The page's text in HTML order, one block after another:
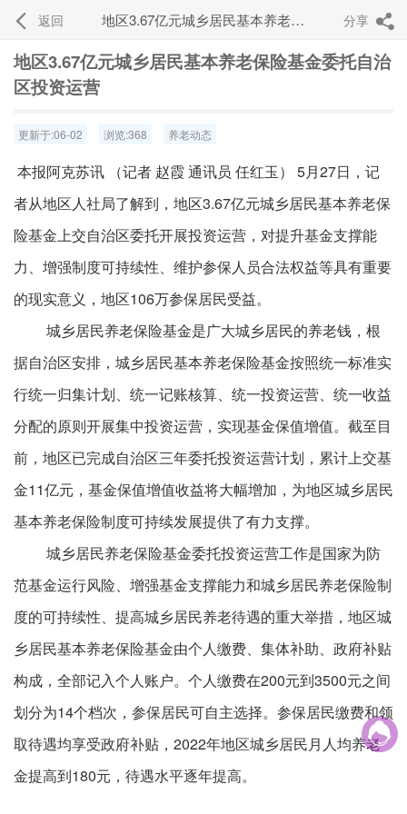
 返回 地区3.67亿元城乡居民基本养老保险基金委托自治区投资运营 分享 
地区3.67亿元城乡居民基本养老保险基金委托自治
区投资运营
更新于:06-02 浏览:368 养老动态
本报阿克苏讯 （记者 赵霞 通讯员 任红玉） 5月27日，记
者从地区人社局了解到，地区3.67亿元城乡居民基本养老保
险基金上交自治区委托开展投资运营，对提升基金支撑能
力、增强制度可持续性、维护参保人员合法权益等具有重要
的现实意义，地区106万参保居民受益。
城乡居民养老保险基金是广大城乡居民的养老钱，根
据自治区安排，城乡居民基本养老保险基金按照统一标准实
行统一归集计划、统一记账核算、统一投资运营、统一收益
分配的原则开展集中投资运营，实现基金保值增值。截至目
前，地区已完成自治区三年委托投资运营计划，累计上交基
金11亿元，基金保值增值收益将大幅增加，为地区城乡居民
基本养老保险制度可持续发展提供了有力支撑。
城乡居民养老保险基金委托投资运营工作是国家为防
范基金运行风险、增强基金支撑能力和城乡居民养老保险制
度的可持续性、提高城乡居民养老待遇的重大举措，地区城
乡居民基本养老保险基金由个人缴费、集体补助、政府补贴
构成，全部记入个人账户。个人缴费在200元到3500元之间
划分为14个档次，参保居民可自主选择。参保居民缴费和领
取待遇均享受政府补贴，2022年地区城乡居民月人均养老
金提高到180元，待遇水平逐年提高。
